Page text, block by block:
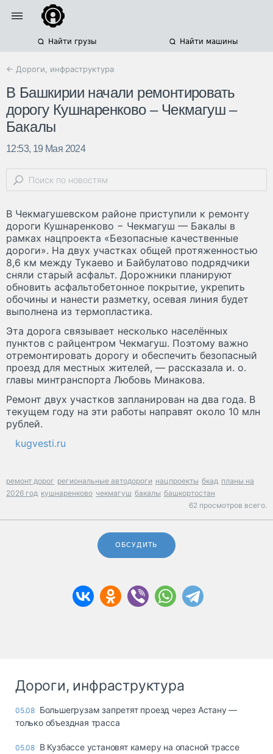
Найти грузы Найти машины
← Дороги, инфраструктура
В Башкирии начали ремонтировать
дорогу Кушнаренково – Чекмагуш –
Бакалы
12:53, 19 Мая 2024
В Чекмагушевском районе приступили к ремонту
дороги Кушнаренково − Чекмагуш — Бакалы в
рамках нацпроекта «Безопасные качественные
дороги». На двух участках общей протяженностью
8,6 км между Тукаево и Байбулатово подрядчики
сняли старый асфальт. Дорожники планируют
обновить асфальтобетонное покрытие, укрепить
обочины и нанести разметку, осевая линия будет
выполнена из термопластика.
Эта дорога связывает несколько населённых
пунктов с райцентром Чекмагуш. Поэтому важно
отремонтировать дорогу и обеспечить безопасный
проезд для местных жителей, — рассказала и. о.
главы минтранспорта Любовь Минакова.
Ремонт двух участков запланирован на два года. В
текущем году на эти работы направят около 10 млн
рублей.
kugvesti.ru
ремонт дорог региональные автодороги нацпроекты бкад планы на
2026 год кушнаренково чекмагуш бакалы башкортостан
62 просмотров всего.
ОБСУДИТЬ
Дороги, инфраструктура
05.08 Большегрузам запретят проезд через Астану —
только объездная трасса
05.08 В Кузбассе установят камеру на опасной трассе